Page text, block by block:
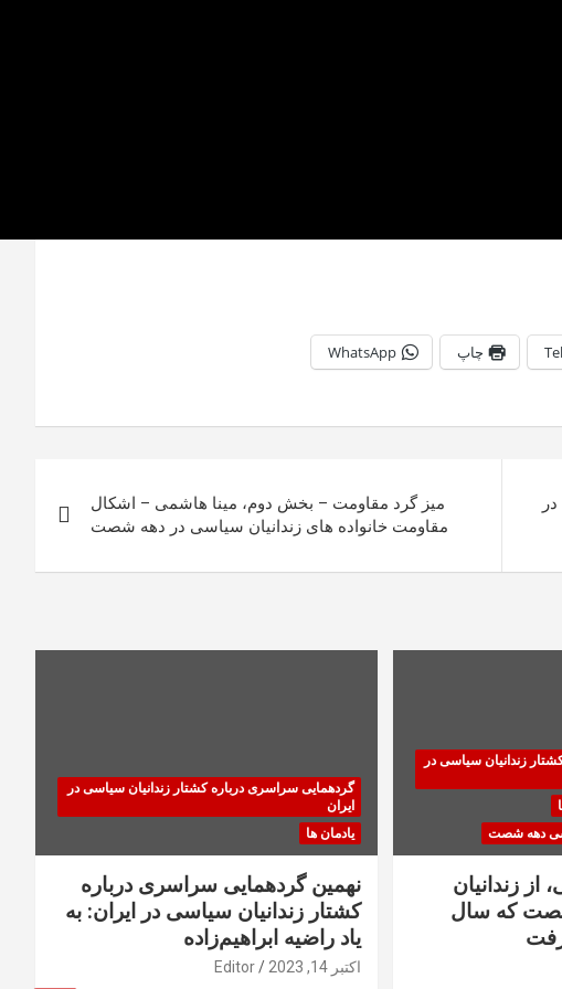
چاپ WhatsApp
میز گرد مقاومت – بخش دوم، مینا هاشمی – اشکال
مقاومت خانواده های زندانیان سیاسی در دهه شصت
زندانیان سیاسی در
دهه شصت
از زندانیان
که سال
گردهمایی سراسری درباره کشتار زندانیان سیاسی در
ایران
یادمان ها
نهمین گردهمایی سراسری درباره
کشتار زندانیان سیاسی در ایران: به
یاد راضیه ابراهیم‌زاده
اکتبر 14, 2023 Editor